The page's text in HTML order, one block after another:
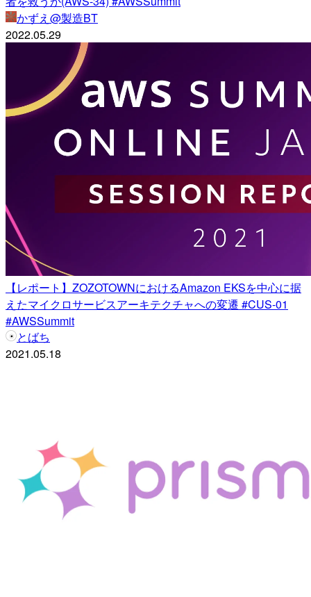
かずえ@製造BT
2022.05.29
【レポート】ZOZOTOWNにおけるAmazon EKSを中心に据
えたマイクロサービスアーキテクチャへの変遷 #CUS-01
#AWSSummit
とばち
2021.05.18